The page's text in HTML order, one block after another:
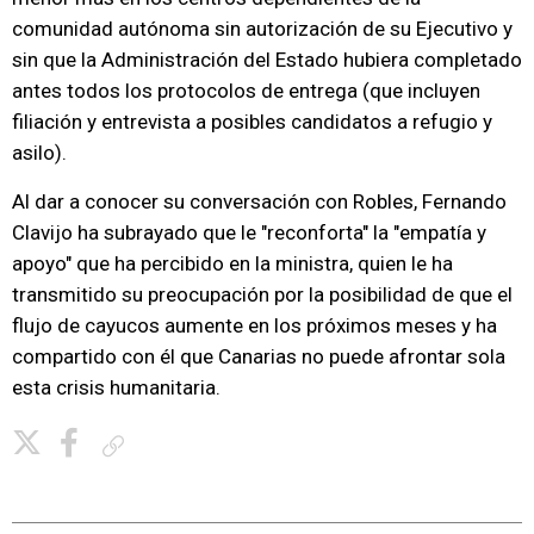
comunidad autónoma sin autorización de su Ejecutivo y
sin que la Administración del Estado hubiera completado
antes todos los protocolos de entrega (que incluyen
filiación y entrevista a posibles candidatos a refugio y
asilo).
Al dar a conocer su conversación con Robles, Fernando
Clavijo ha subrayado que le "reconforta" la "empatía y
apoyo" que ha percibido en la ministra, quien le ha
transmitido su preocupación por la posibilidad de que el
flujo de cayucos aumente en los próximos meses y ha
compartido con él que Canarias no puede afrontar sola
esta crisis humanitaria.